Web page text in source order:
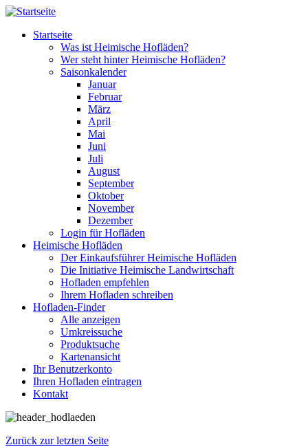
Direkt zum Inhalt
Startseite
Was ist Heimische Hofläden?
Wer steht hinter Heimische Hofläden?
Saisonkalender
Januar
Februar
März
April
Mai
Juni
Juli
August
September
Oktober
November
Dezember
Login für Hofläden
Heimische Hofläden
Der Einkaufsführer Heimische Hofläden
Die Initiative Heimische Landwirtschaft
Hofladen empfehlen
Ihrem Hofladen schreiben
Hofladen-Finder
Alle anzeigen
Umkreissuche
Produktsuche
Kartenansicht
Ihr Benutzerkonto
Ihren Hofladen eintragen
Kontakt
Zurück zur letzten Seite